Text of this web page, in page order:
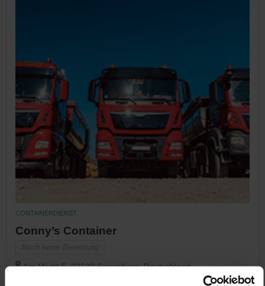
CONTAINERDIENST
Conny’s Container
Am Markt 5, 03130 Spremberg, Deutschland